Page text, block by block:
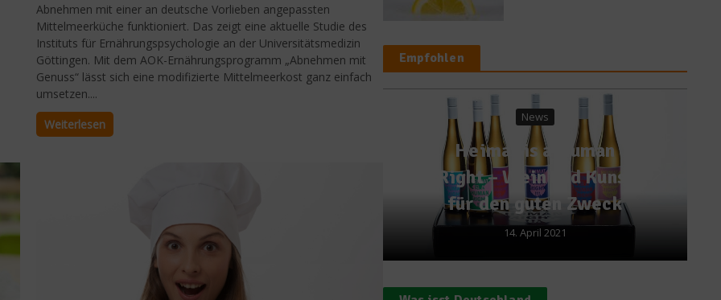
Abnehmen mit einer an deutsche Vorlieben angepassten
Mittelmeerküche funktioniert. Das zeigt eine aktuelle Studie des
Instituts für Ernährungspsychologie an der Universitätsmedizin
Göttingen. Mit dem AOK-Ernährungsprogramm „Abnehmen mit
Genuss“ lässt sich eine modifizierte Mittelmeerkost ganz einfach
umsetzen....
Weiterlesen
Empfohlen
14. April 2021
Gastro & Gourmet
Sterneköche im
Gourmethimmel – Das
Rheingau Gourmet
Festival 2013